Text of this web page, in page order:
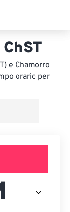
e Chamorro
orario per